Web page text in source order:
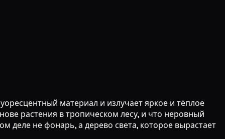
материал и излучает яркое и тёплое
растения в тропическом лесу, и что неровный
деле не фонарь, а дерево света, которое вырастает